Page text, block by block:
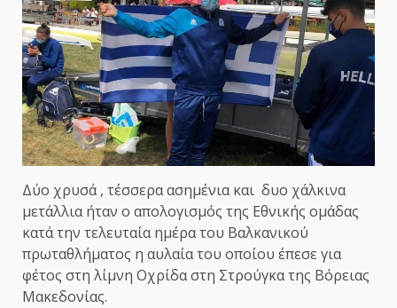
Δύο χρυσά , τέσσερα ασημένια και δυο χάλκινα
μετάλλια ήταν ο απολογισμός της Εθνικής ομάδας
κατά την τελευταία ημέρα του Βαλκανικού
πρωταθλήματος η αυλαία του οποίου έπεσε για
φέτος στη λίμνη Οχρίδα στη Στρούγκα της Βόρειας
Μακεδονίας.